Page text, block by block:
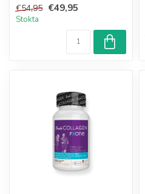
€54,95 €49,95
Stokta